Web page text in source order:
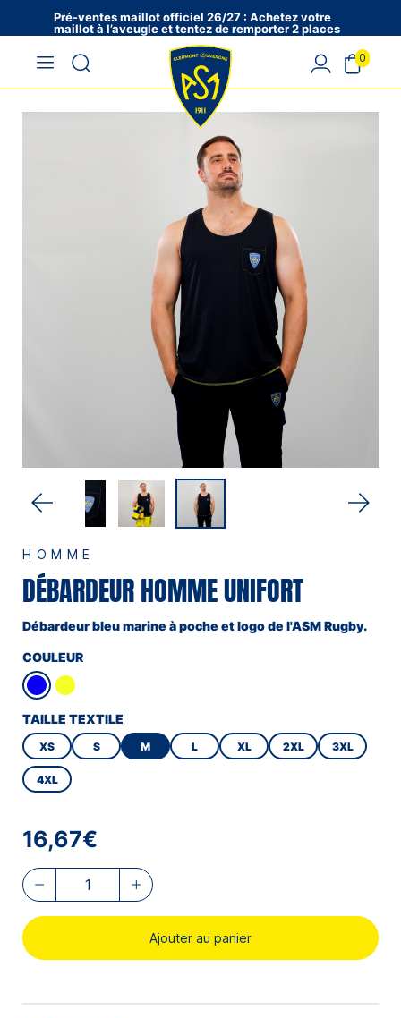
Pré-ventes maillot officiel 26/27 : Achetez votre
maillot à l’aveugle et tentez de remporter 2 places
en VIP !
HOMME
DÉBARDEUR HOMME UNIFORT
Débardeur bleu marine à poche et logo de l'ASM Rugby.
COULEUR
TAILLE TEXTILE
XS S M L XL 2XL 3XL
4XL
16,67€
Ajouter au panier
0